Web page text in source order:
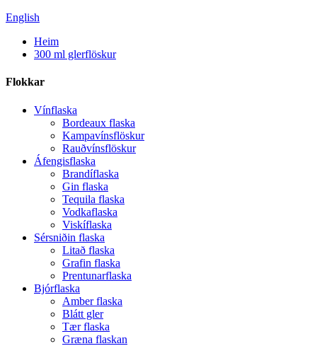
English
Heim
300 ml glerflöskur
Flokkar
Vínflaska
Bordeaux flaska
Kampavínsflöskur
Rauðvínsflöskur
Áfengisflaska
Brandíflaska
Gin flaska
Tequila flaska
Vodkaflaska
Viskíflaska
Sérsniðin flaska
Litað flaska
Grafin flaska
Prentunarflaska
Bjórflaska
Amber flaska
Blátt gler
Tær flaska
Græna flaskan